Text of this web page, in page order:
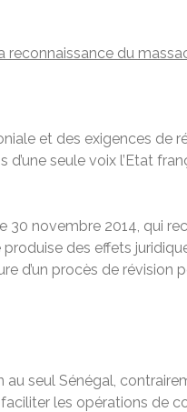
reconnaissance du
et des exigences de
seule voix l’Etat
30 novembre 2014, qui
des effets
d’un procès de
seul Sénégal,
les opérations de